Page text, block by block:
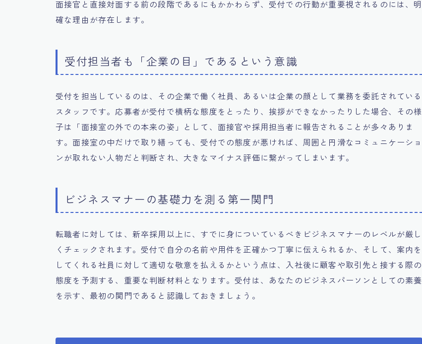
面接官と直接対面する前の段階であるにもかかわらず、受付での行動が重要視されるのには、明
確な理由が存在します。
受付担当者も「企業の目」であるという意識
受付を担当しているのは、その企業で働く社員、あるいは企業の顔として業務を委託されている
スタッフです。応募者が受付で横柄な態度をとったり、挨拶ができなかったりした場合、その様
子は「面接室の外での本来の姿」として、面接官や採用担当者に報告されることが多々ありま
す。面接室の中だけで取り繕っても、受付での態度が悪ければ、周囲と円滑なコミュニケーショ
ンが取れない人物だと判断され、大きなマイナス評価に繋がってしまいます。
ビジネスマナーの基礎力を測る第一関門
転職者に対しては、新卒採用以上に、すでに身についているべきビジネスマナーのレベルが厳し
くチェックされます。受付で自分の名前や用件を正確かつ丁寧に伝えられるか、そして、案内を
してくれる社員に対して適切な敬意を払えるかという点は、入社後に顧客や取引先と接する際の
態度を予測する、重要な判断材料となります。受付は、あなたのビジネスパーソンとしての素養
を示す、最初の関門であると認識しておきましょう。